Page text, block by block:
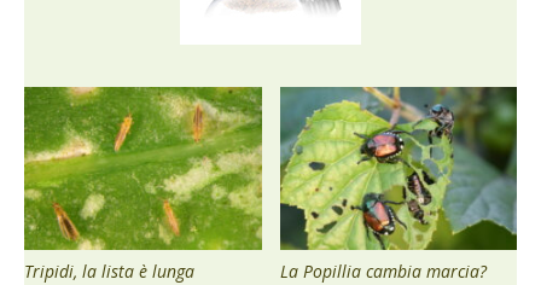
Tripidi, la lista è lunga La Popillia cambia marcia?